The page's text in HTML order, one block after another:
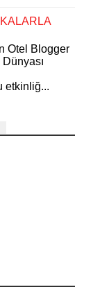
Otel Blogger
etkinliğ...